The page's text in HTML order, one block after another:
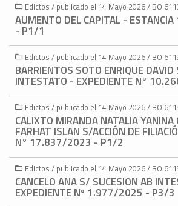
Edictos / publicado el 14 Mayo 2026 / BO
AUMENTO DEL CAPITAL -
- P1/1
Edictos / publicado el 14 Mayo 2026 / BO
BARRIENTOS SOTO ENRIQUE
INTESTATO - EXPEDIENTE N°
Edictos / publicado el 14 Mayo 2026 / BO
CALIXTO MIRANDA NATALIA
FARHAT ISLAN S/ACCIÓN DE
N° 17.837/2023 - P1/2
Edictos / publicado el 14 Mayo 2026 / BO
CANCELO ANA S/ SUCESION AB
EXPEDIENTE Nº 1.977/2025 - P3/3